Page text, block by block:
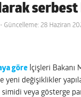
serbest
- Güncelleme: 28 Haziran
göre İçişleri Bakanı
yeni değişiklikler
veya gösterge